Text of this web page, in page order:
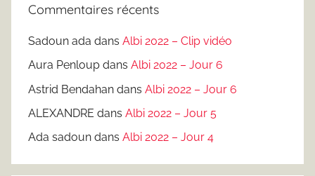
Commentaires récents
Sadoun ada dans Albi 2022 – Clip vidéo
Aura Penloup dans Albi 2022 – Jour 6
Astrid Bendahan dans Albi 2022 – Jour 6
ALEXANDRE dans Albi 2022 – Jour 5
Ada sadoun dans Albi 2022 – Jour 4